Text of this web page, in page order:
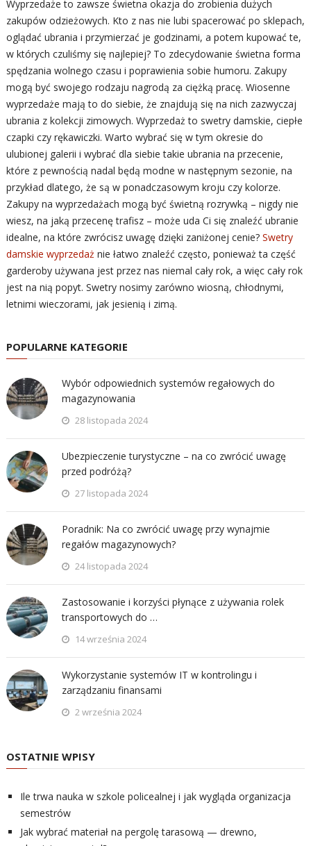
Wyprzedaże to zawsze świetna okazja do zrobienia dużych
zakupów odzieżowych. Kto z nas nie lubi spacerować po sklepach,
oglądać ubrania i przymierzać je godzinami, a potem kupować te,
w których czuliśmy się najlepiej? To zdecydowanie świetna forma
spędzania wolnego czasu i poprawienia sobie humoru. Zakupy
mogą być swojego rodzaju nagrodą za ciężką pracę. Wiosenne
wyprzedaże mają to do siebie, że znajdują się na nich zazwyczaj
ubrania z kolekcji zimowych. Wyprzedaż to swetry damskie, ciepłe
czapki czy rękawiczki. Warto wybrać się w tym okresie do
ulubionej galerii i wybrać dla siebie takie ubrania na przecenie,
które z pewnością nadal będą modne w następnym sezonie, na
przykład dlatego, że są w ponadczasowym kroju czy kolorze.
Zakupy na wyprzedażach mogą być świetną rozrywką – nigdy nie
wiesz, na jaką przecenę trafisz – może uda Ci się znaleźć ubranie
idealne, na które zwrócisz uwagę dzięki zaniżonej cenie? Swetry
damskie wyprzedaż nie łatwo znaleźć często, ponieważ ta część
garderoby używana jest przez nas niemal cały rok, a więc cały rok
jest na nią popyt. Swetry nosimy zarówno wiosną, chłodnymi,
letnimi wieczorami, jak jesienią i zimą.
POPULARNE KATEGORIE
Wybór odpowiednich systemów regałowych do
magazynowania
28 listopada 2024
Ubezpieczenie turystyczne – na co zwrócić uwagę
przed podróżą?
27 listopada 2024
Poradnik: Na co zwrócić uwagę przy wynajmie
regałów magazynowych?
24 listopada 2024
Zastosowanie i korzyści płynące z używania rolek
transportowych do …
14 września 2024
Wykorzystanie systemów IT w kontrolingu i
zarządzaniu finansami
2 września 2024
OSTATNIE WPISY
Ile trwa nauka w szkole policealnej i jak wygląda organizacja
semestrów
Jak wybrać materiał na pergolę tarasową — drewno,